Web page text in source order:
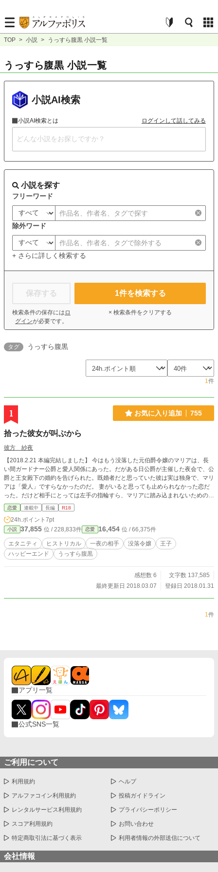
TOP > 小説 > うっすら腹黒 小説一覧
うっすら腹黒 小説一覧
小説AI検索
小説AI検索とは ログインして話してみる
小説を探す
フリーワード
除外ワード
+ さらに詳しく検索する
保存する
検索条件の保存には ロ
グインが必要です。
1件を検索する
× 検索条件をクリアする
タグ うっすら腹黒
1件
1 お気に入り追加 755
拾った彼女が叫ぶから
彼方 紗夜
【2018.2.21 本編完結しました】 今はもう没落した元伯爵令嬢のマリアは、長
い間ガードナー公爵と愛人関係にあった。だがある日公爵が主催した夜会で、公
爵と王女殿下の婚約を告げられた。既婚者だと思っていた彼は実は独身で、マリ
アは「愛人」ですらなかったのだ。 妻がいると思っても止められなかった恋だ
った。だけど相手にとっては左手の指輪すら、マリアに踏み込まれないための偽
装だったのだ。 「あんた、私を抱きたいの？ どうぞ、使い古しでも良けれ
ば。私は構わないわ」 傷心のところを現れた青年に自棄になって身を任せたマ
リアだったが、実はその青年はこの国の第三王子で……。 意地っ張りで素直に
なれない、でも根は純粋なヒロインが、いつも笑顔ながら実は腹黒？なヒーロー
に受け止められ、二人で幸せをつかむまでの物語。
恋愛 連載中 長編 R18
24h.ポイント 7pt
小説 37,855 位 / 228,833件 恋愛 16,454 位 / 66,375件
エタニティ ヒストリカル 一夜の相手 没落令嬢
王子
ハッピーエンド
うっすら腹黒
感想数 6
文字数 137,585
最終更新日 2018.03.07
登録日 2018.01.31
1件
アプリ一覧
公式SNS一覧
ご利用について
利用規約 ヘルプ
アルファコイン利用規約 投稿ガイドライン
レンタルサービス利用規約 プライバシーポリシー
スコア利用規約 お問い合わせ
特定商取引法に基づく表示 利用者情報の外部送信について
会社情報